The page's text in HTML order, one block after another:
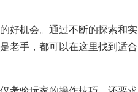
好机会。通过不断的探索和实
老手，都可以在这里找到适合